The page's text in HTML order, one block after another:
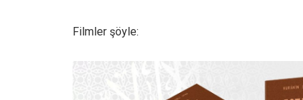
Filmler şöyle: